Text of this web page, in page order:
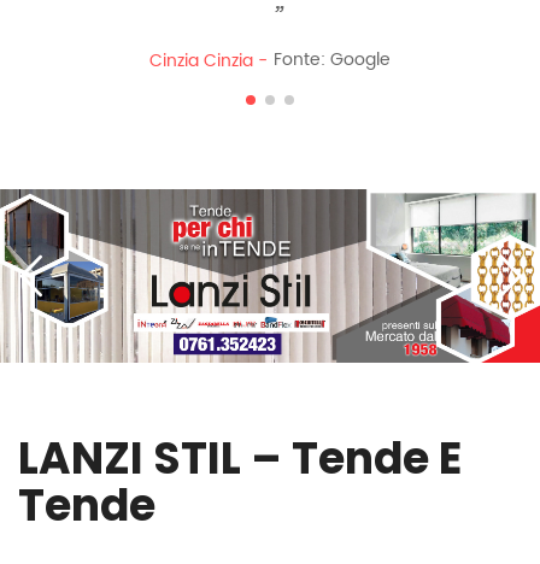
Cinzia Cinzia - Fonte: Google
LANZI STIL – Tende E
Tende